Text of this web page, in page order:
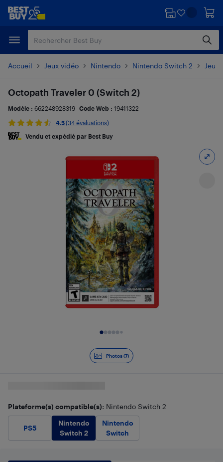
Passer
principal
Passer
Accueil Jeux vidéo Nintendo Nintendo Switch 2 Jeux
Photos (7)
Octopath Traveler 0 (Switch 2)
Modèle : 662248928319 Code Web : 19411322
4.5(34 évaluations)
Vendu et expédié par Best Buy
Plateforme(s) compatible(s): Nintendo Switch 2
PS5
Nintendo
Switch 2
Nintendo
Switch